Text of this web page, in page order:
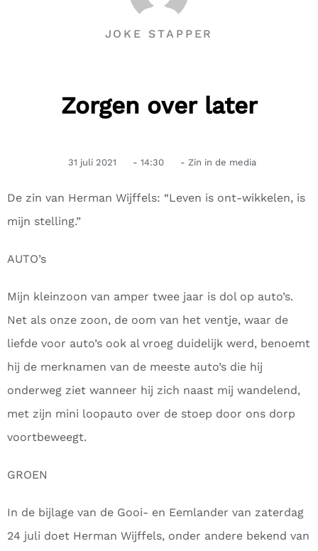
JOKE STAPPER
Zorgen over later
31 juli 2021 - 14:30 - Zin in de media
De zin van Herman Wijffels: “Leven is ont-wikkelen, is
mijn stelling.”
AUTO’s
Mijn kleinzoon van amper twee jaar is dol op auto’s.
Net als onze zoon, de oom van het ventje, waar de
liefde voor auto’s ook al vroeg duidelijk werd, benoemt
hij de merknamen van de meeste auto’s die hij
onderweg ziet wanneer hij zich naast mij wandelend,
met zijn mini loopauto over de stoep door ons dorp
voortbeweegt.
GROEN
In de bijlage van de Gooi- en Eemlander van zaterdag
24 juli doet Herman Wijffels, onder andere bekend van